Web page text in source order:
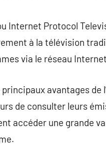
Internet Protocol
à la télévision
via le réseau
principaux avantages
de consulter leurs
accéder une grande